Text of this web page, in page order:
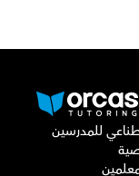
للمدرسين